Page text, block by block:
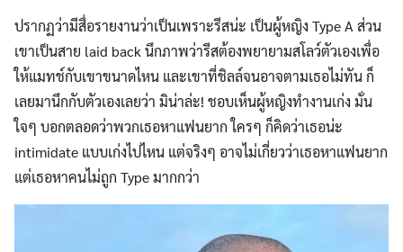
ปรากฏว่ามีสื่อรายงานว่าเป็นเพราะรีสน่ะ เป็นผู้หญิง Type A ส่วน
เขาเป็นสาย laid back นึกภาพว่ารีสต้องพยายามสโลว์ตัวเองเพื่อ
ให้แมทช์กับเขาขนาดไหน และเขาที่ชิลล์จนอาจตามเธอไม่ทัน ก็
เลยมานึกกับตัวเองเลยว่า มิน่าล่ะ! ชอบเห็นผู้หญิงทำงานเก่ง มั่น
ใจๆ บอกตลอดว่าพวกเธอหาแฟนยาก ใครๆ ก็คิดว่าเธอน่ะ
intimidate แบบเก่งไปไหน แต่จริงๆ อาจไม่เกี่ยวว่าเธอหาแฟนยาก
แต่เธอหาคนไม่ถูก Type มากกว่า